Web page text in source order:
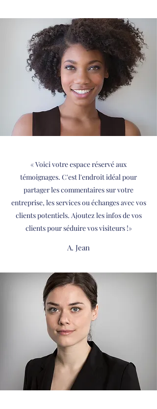
« Voici votre espace réservé aux
témoignages. C'est l'endroit idéal pour
partager les commentaires sur votre
entreprise, les services ou échanges avec vos
clients potentiels. Ajoutez les infos de vos
clients pour séduire vos visiteurs !»
A. Jean